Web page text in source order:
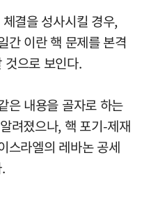
결을 성사시킬 경우,
간 이란 핵 문제를 본격
것으로 보인다.
은 내용을 골자로 하는
려졌으나, 핵 포기-제재
스라엘의 레바논 공세